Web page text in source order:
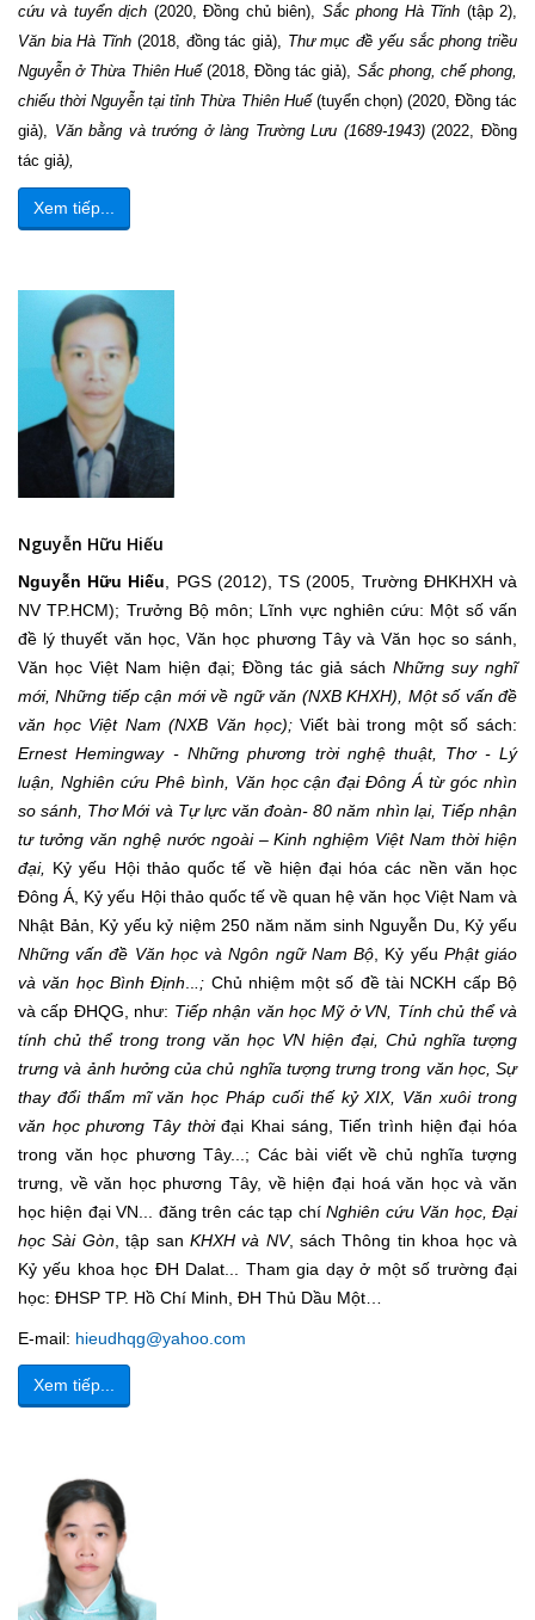
cứu và tuyển dịch (2020, Đồng chủ biên), Sắc phong Hà Tĩnh (tập 2),
Văn bia Hà Tĩnh (2018, đồng tác giả), Thư mục đề yếu sắc phong triều
Nguyễn ở Thừa Thiên Huế(2018, Đồng tác giả), Sắc phong, chế phong,
chiếu thời Nguyễn tại tỉnh Thừa Thiên Huế(tuyển chọn) (2020, Đồng tác
giả), Văn bằng và trướng ở làng Trường Lưu (1689-1943)(2022, Đồng
tác giả),
Xem tiếp...
Nguyễn Hữu Hiếu
Nguyễn Hữu Hiếu , PGS (2012), TS (2005, Trường ĐHKHXH và
NV TP.HCM); Trưởng Bộ môn; Lĩnh vực nghiên cứu: Một số vấn
đề lý thuyết văn học, Văn học phương Tây và Văn học so sánh,
Văn học Việt Nam hiện đại; Đồng tác giả sách Những suy nghĩ
mới, Những tiếp cận mới về ngữ văn (NXB KHXH), Một số vấn đề
văn học Việt Nam (NXB Văn học);Viết bài trong một số sách:
Ernest Hemingway - Những phương trời nghệ thuật, Thơ - Lý
luận, Nghiên cứu Phê bình, Văn học cận đại Đông Á từ góc nhìn
so sánh, Thơ Mới và Tự lực văn đoàn- 80 năm nhìn lại, Tiếp nhận
tư tưởng văn nghệ nước ngoài – Kinh nghiệm Việt Nam thời hiện
đại, Kỷ yếu Hội thảo quốc tế về hiện đại hóa các nền văn học
Đông Á, Kỷ yếu Hội thảo quốc tế về quan hệ văn học Việt Nam và
Nhật Bản, Kỷ yếu kỷ niệm 250 năm năm sinh Nguyễn Du, Kỷ yếu
Những vấn đề Văn học và Ngôn ngữ Nam Bộ , Kỷ yếu Phật giáo
và văn học Bình Định
.; Chủ nhiệm một số đề tài NCKH cấp Bộ
và cấp ĐHQG, như: Tiếp nhận văn học Mỹ ở VN, Tính chủ thể và
tính chủ thể trong trong văn học VN hiện đại, Chủ nghĩa tượng
trưng và ảnh hưởng của chủ nghĩa tượng trưng trong văn học, Sự
thay đổi thẩm mĩ văn học Pháp cuối thế kỷ XIX, Văn xuôi trong
văn học phương Tây thờiđại Khai sáng, Tiến trình hiện đại hóa
trong văn học phương Tây...; Các bài viết về chủ nghĩa tượng
trưng, về văn học phương Tây, về hiện đại hoá văn học và văn
học hiện đại VN... đăng trên các tạp chíNghiên cứu Văn học, Đại
học Sài Gòn, tập san KHXH và NV, sách Thông tin khoa học và
Kỷ yếu khoa học ĐH Dalat... Tham gia dạy ở một số trường đại
học: ĐHSP TP. Hồ Chí Minh, ĐH Thủ Dầu Một…
E-mail: hieudhqg@yahoo.com
Xem tiếp...